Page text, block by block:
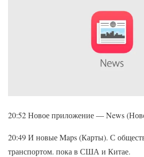
20:52 Новое приложение — News
20:49 И новые Maps (Карты). С
транспортом. пока в США и Китае.